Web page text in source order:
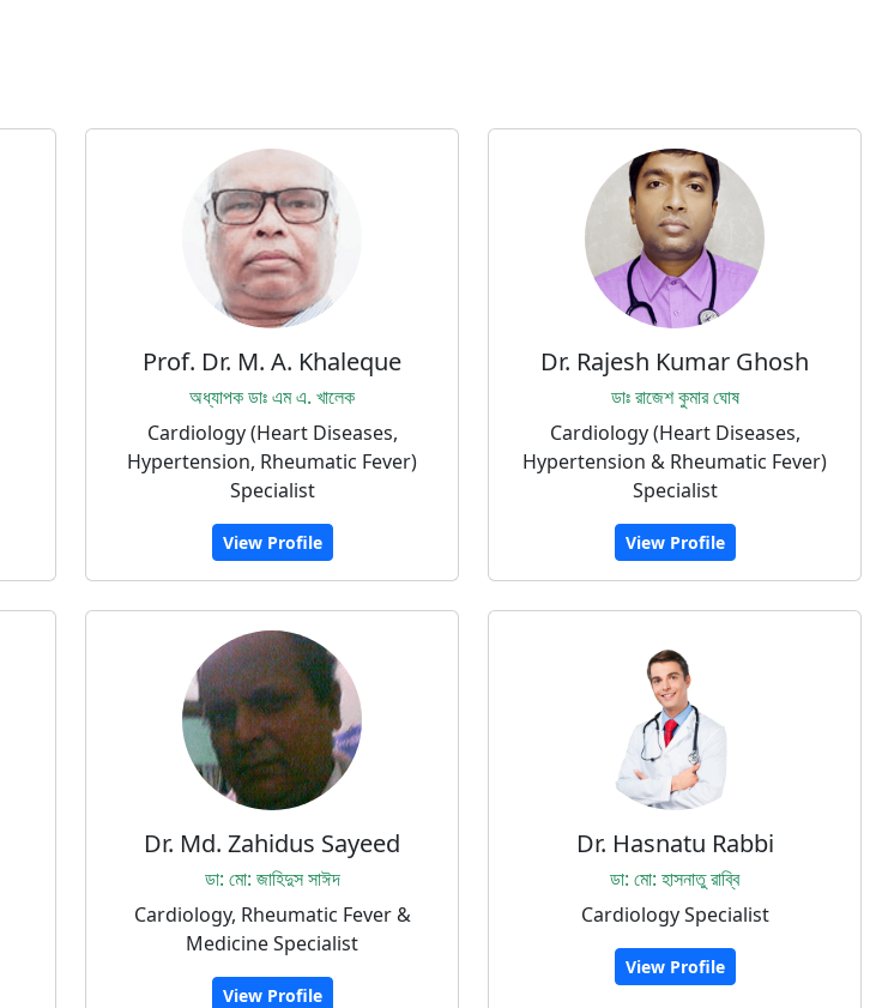
Prof. Dr. M. A. Khaleque
অধ্যাপক ডাঃ এম এ. খালেক
Cardiology (Heart Diseases,
Hypertension, Rheumatic Fever)
Specialist
View Profile
Dr. Rajesh Kumar Ghosh
ডাঃ রাজেশ কুমার ঘোষ
Cardiology (Heart Diseases,
Hypertension & Rheumatic Fever)
Specialist
View Profile
Dr. Md. Zahidus Sayeed
ডা: মো: জাহিদুস সাঈদ
Cardiology, Rheumatic Fever &
Medicine Specialist
View Profile
Dr. Hasnatu Rabbi
ডা: মো: হাসনাতু রাব্বি
Cardiology Specialist
View Profile